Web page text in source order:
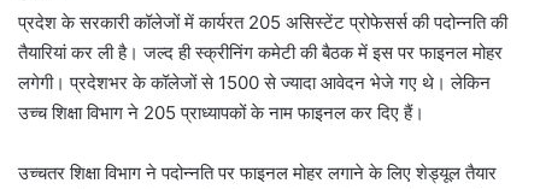
प्रदेश के सरकारी कॉलेजों में कार्यरत 205 असिस्टेंट प्रोफेसर्स की पदोन्नति की
तैयारियां कर ली है। जल्द ही स्क्रीनिंग कमेटी की बैठक में इस पर फाइनल मोहर
लगेगी। प्रदेशभर के कॉलेजों से 1500 से ज्यादा आवेदन भेजे गए थे। लेकिन
उच्च शिक्षा विभाग ने 205 प्राध्यापकों के नाम फाइनल कर दिए हैं।
उच्चतर शिक्षा विभाग ने पदोन्नति पर फाइनल मोहर लगाने के लिए शेड्यूल तैयार